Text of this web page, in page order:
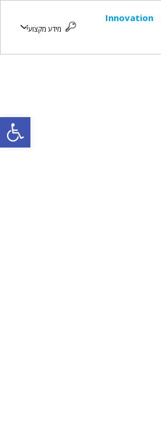
פתח
Innovation
מידע מקצועי